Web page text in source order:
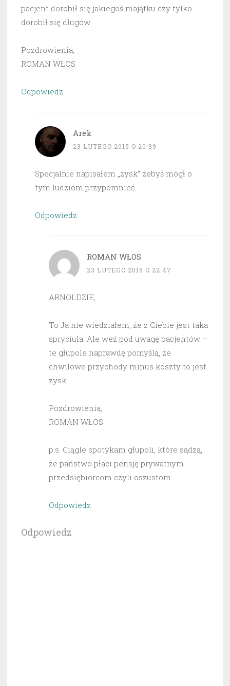
pacjent dorobił się jakiegoś majątku czy tylko
dorobił się długów.
Pozdrowienia,
ROMAN WŁOS
Odpowiedz
Arek
23 LUTEGO 2015 O 20:39
Specjalnie napisałem „zysk” żebyś mógł o
tym ludziom przypomnieć.
Odpowiedz
ROMAN WŁOS
23 LUTEGO 2015 O 22:47
ARNOLDZIE,
To Ja nie wiedziałem, że z Ciebie jest taka
spryciula. Ale weź pod uwagę pacjentów –
te głupole naprawdę pomyślą, że
chwilowe przychody minus koszty to jest
zysk.
Pozdrowienia,
ROMAN WŁOS
p.s. Ciągle spotykam głupoli, które sądzą,
że państwo płaci pensję prywatnym
przedsiębiorcom czyli oszustom.
Odpowiedz
Odpowiedz